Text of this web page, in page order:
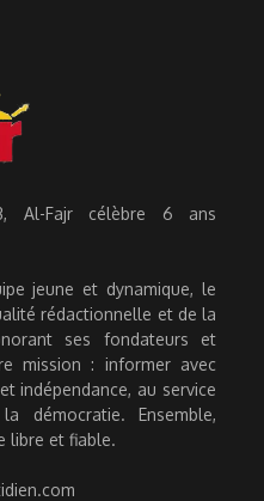
Al-Fajr célèbre 6 ans
jeune et dynamique, le
rédactionnelle et de la
ses fondateurs et
mission : informer avec
indépendance, au service
démocratie. Ensemble,
libre et fiable.